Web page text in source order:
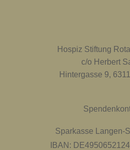
Hospiz Stiftung
c/o Herbert
Hintergasse 9,
Sparkasse Langen-
IBAN: